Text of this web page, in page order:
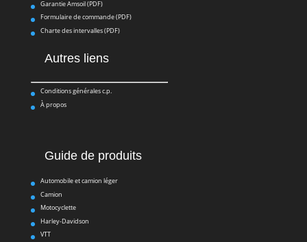
Garantie Amsoil (PDF)
Formulaire de commande (PDF)
Charte des intervalles (PDF)
Autres liens
Conditions générales c.p.
À propos
Guide de produits
Automobile et camion léger
Camion
Motocyclette
Harley-Davidson
VTT